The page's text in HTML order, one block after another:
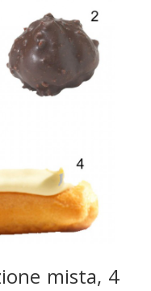
mista, 4